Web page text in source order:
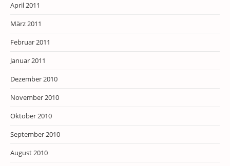
April 2011
März 2011
Februar 2011
Januar 2011
Dezember 2010
November 2010
Oktober 2010
September 2010
August 2010